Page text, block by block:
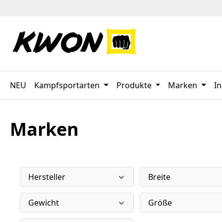
NEU Kampfsportarten Produkte Marken
Marken
Hersteller Breite
Gewicht Größe